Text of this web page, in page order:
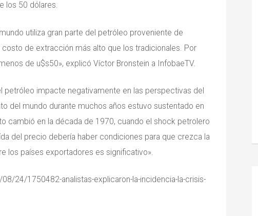
los 50 dólares.
utiliza gran parte del petróleo proveniente de
de extracción más alto que los tradicionales. Por
de u$s50», explicó Víctor Bronstein a InfobaeTV.
petróleo impacte negativamente en las perspectivas del
del mundo durante muchos años estuvo sustentado en
cambió en la década de 1970, cuando el shock petrolero
del precio debería haber condiciones para que crezca la
los países exportadores es significativo».
24/1750482-analistas-explicaron-la-incidencia-la-crisis-